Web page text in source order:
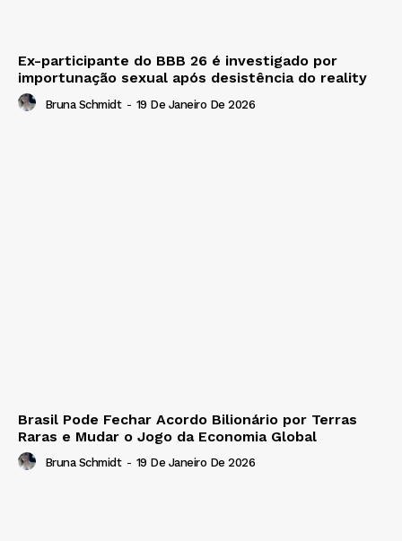
Ex-participante do BBB 26 é investigado por
importunação sexual após desistência do reality
Bruna Schmidt - 19 De Janeiro De 2026
Brasil Pode Fechar Acordo Bilionário por Terras
Raras e Mudar o Jogo da Economia Global
Bruna Schmidt - 19 De Janeiro De 2026